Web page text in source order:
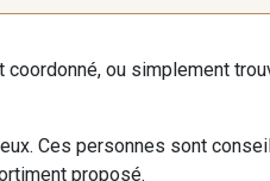
ou simplement
Ces personnes sont
proposé.